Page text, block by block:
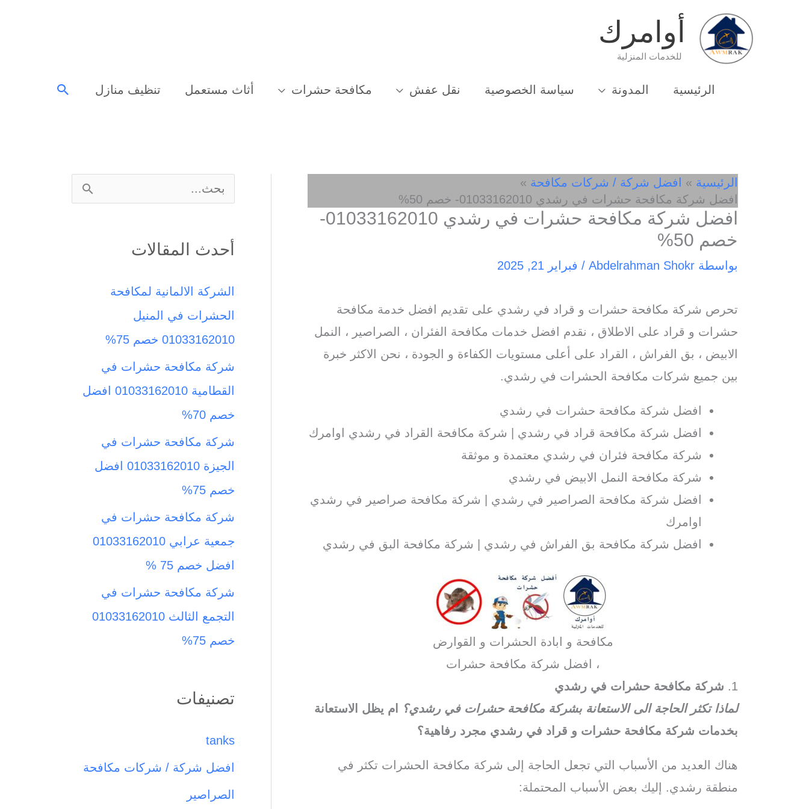
أوامرك
للخدمات المنزلية
الرئيسية المدونة سياسة الخصوصية نقل عفش مكافحة حشرات أثاث مستعمل تنظيف منازل البحث
الرئيسية
افضل شركة / شركات مكافحة
افضل شركة مكافحة حشرات في رشدي 01033162010- خصم 50%
افضل شركة مكافحة حشرات في رشدي 01033162010-
خصم 50%
بواسطة Abdelrahman Shokr
/ فبراير 21, 2025
تحرص شركة مكافحة حشرات و قراد في رشدي على تقديم افضل خدمة مكافحة
حشرات و قراد على الاطلاق ، نقدم افضل خدمات مكافحة الفئران ، الصراصير ، النمل
الابيض ، بق الفراش ، القراد على أعلى مستويات الكفاءة و الجودة ، نحن الاكثر خبرة
بين جميع شركات مكافحة الحشرات في رشدي.
افضل شركة مكافحة حشرات في رشدي
افضل شركة مكافحة قراد في رشدي | شركة مكافحة القراد في رشدي اوامرك
شركة مكافحة فئران في رشدي معتمدة و موثقة
شركة مكافحة النمل الابيض في رشدي
افضل شركة مكافحة الصراصير في رشدي | شركة مكافحة صراصير في رشدي
اوامرك
افضل شركة مكافحة بق الفراش في رشدي | شركة مكافحة البق في رشدي
مكافحة و ابادة الحشرات و القوارض
، افضل شركة مكافحة حشرات
1.
شركة مكافحة حشرات في رشدي
لماذا تكثر الحاجة الى الاستعانة بشركة مكافحة حشرات في رشدي؟
ام يظل الاستعانة
بخدمات شركة مكافحة حشرات و قراد في رشدي مجرد رفاهية؟
هناك العديد من الأسباب التي تجعل الحاجة إلى شركة مكافحة الحشرات تكثر في
منطقة رشدي. إليك بعض الأسباب المحتملة:
ب
ث
ع
ن
أحدث المقالات
الشركة الالمانية لمكافحة
الحشرات في المنيل
01033162010 خصم 75%
شركة مكافحة حشرات في
القطامية 01033162010 افضل
خصم 70%
شركة مكافحة حشرات في
الجيزة 01033162010 افضل
خصم 75%
شركة مكافحة حشرات في
جمعية عرابي 01033162010
افضل خصم 75 %
شركة مكافحة حشرات في
التجمع الثالث 01033162010
خصم 75%
تصنيفات
tanks
افضل شركة / شركات مكافحة
الصراصير